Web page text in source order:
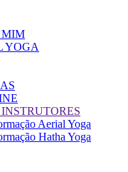
MIM
YOGA
Aerial Yoga
Hatha Yoga